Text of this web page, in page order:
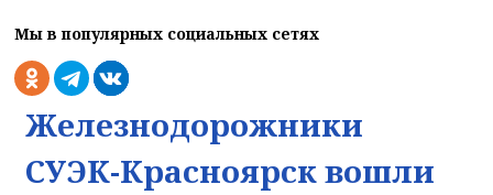
Мы в популярных социальных сетях
Железнодорожники
СУЭК-Красноярск вошли